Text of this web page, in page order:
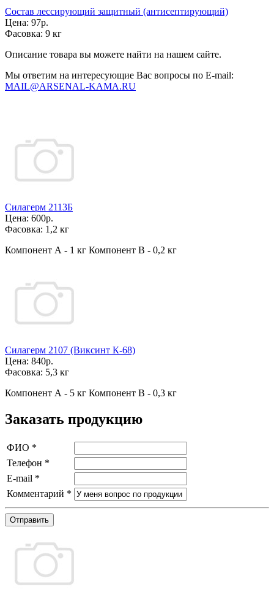
Состав лессирующий защитный (антисептирующий)
Цена: 97р.
Фасовка: 9 кг
Описание товара вы можете найти на нашем сайте.
Мы ответим на интересующие Вас вопросы по E-mail:
MAIL@ARSENAL-KAMA.RU
Силагерм 2113Б
Цена: 600р.
Фасовка: 1,2 кг
Компонент А - 1 кг Компонент В - 0,2 кг
Силагерм 2107 (Виксинт К-68)
Цена: 840р.
Фасовка: 5,3 кг
Компонент А - 5 кг Компонент В - 0,3 кг
Заказать продукцию
ФИО *
Телефон *
E-mail *
Комментарий *
Отправить